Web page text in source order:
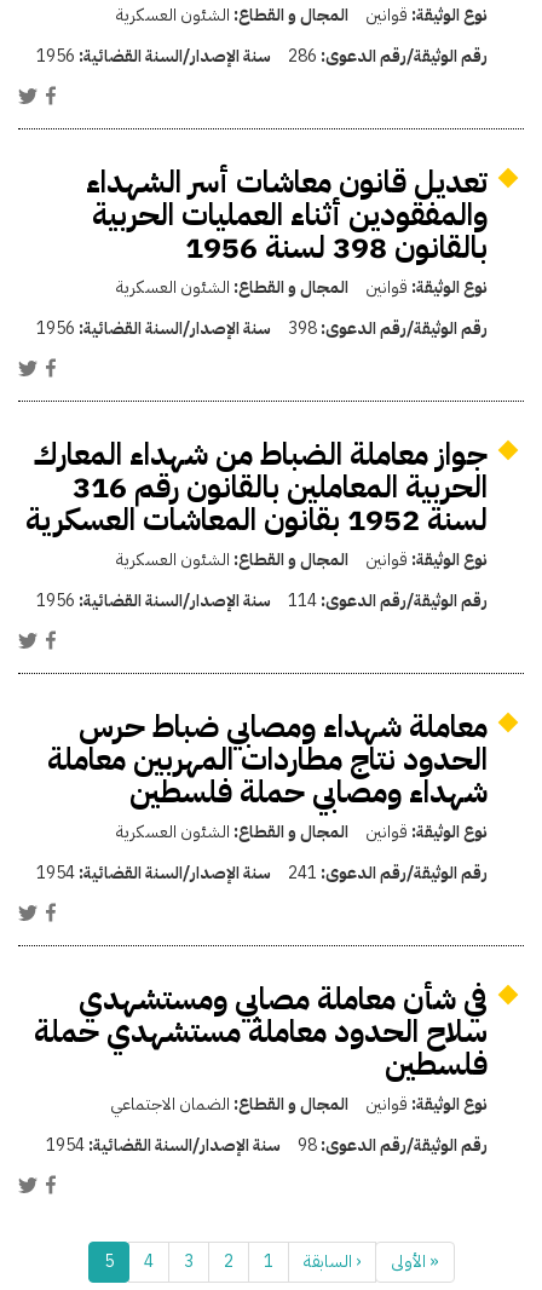
نوع الوثيقة: قوانين المجال و القطاع: الشئون العسكرية
رقم الوثيقة/رقم الدعوى: 286 سنة الإصدار/السنة القضائية: 1956
تعديل قانون معاشات أسر الشهداء
والمفقودين أثناء العمليات الحربية
بالقانون 398 لسنة 1956
نوع الوثيقة: قوانين المجال و القطاع: الشئون العسكرية
رقم الوثيقة/رقم الدعوى:398 سنة الإصدار/السنة القضائية: 1956
جواز معاملة الضباط من شهداء المعارك
الحربية المعاملين بالقانون رقم 316
لسنة 1952 بقانون المعاشات العسكرية
نوع الوثيقة: قوانين المجال و القطاع: الشئون العسكرية
رقم الوثيقة/رقم الدعوى:114 سنة الإصدار/السنة القضائية: 1956
معاملة شهداء ومصابي ضباط حرس
الحدود نتاج مطاردات المهربين معاملة
شهداء ومصابي حملة فلسطين
نوع الوثيقة: قوانين المجال و القطاع: الشئون العسكرية
رقم الوثيقة/رقم الدعوى: 241 سنة الإصدار/السنة القضائية:1954
في شأن معاملة مصابي ومستشهدي
سلاح الحدود معاملة مستشهدي حملة
فلسطين
نوع الوثيقة: قوانين المجال و القطاع: الضمان الاجتماعي
رقم الوثيقة/رقم الدعوى:98 سنة الإصدار/السنة القضائية:1954
« الأولى ‹ السابقة 1
2
3
4
5